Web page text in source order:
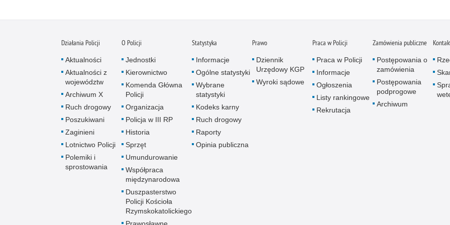
Działania Policji
Aktualności
Aktualności z
województw
Archiwum X
Ruch drogowy
Poszukiwani
Zaginieni
Lotnictwo Policji
Polemiki i
sprostowania
O Policji
Jednostki
Kierownictwo
Komenda Główna
Policji
Organizacja
Policja w III RP
Historia
Sprzęt
Umundurowanie
Współpraca
międzynarodowa
Duszpasterstwo
Policji Kościoła
Rzymskokatolickiego
Statystyka
Informacje
Ogólne statystyki
Wybrane
statystyki
Kodeks karny
Ruch drogowy
Raporty
Opinia publiczna
Prawo
Dziennik
Urzędowy KGP
Wyroki sądowe
Praca w Policji
Praca w Policji
Informacje
Ogłoszenia
Listy rankingowe
Rekrutacja
Zamówienia publiczne
Postępowania o
zamówienia
Postępowania
podprogowe
Archiwum